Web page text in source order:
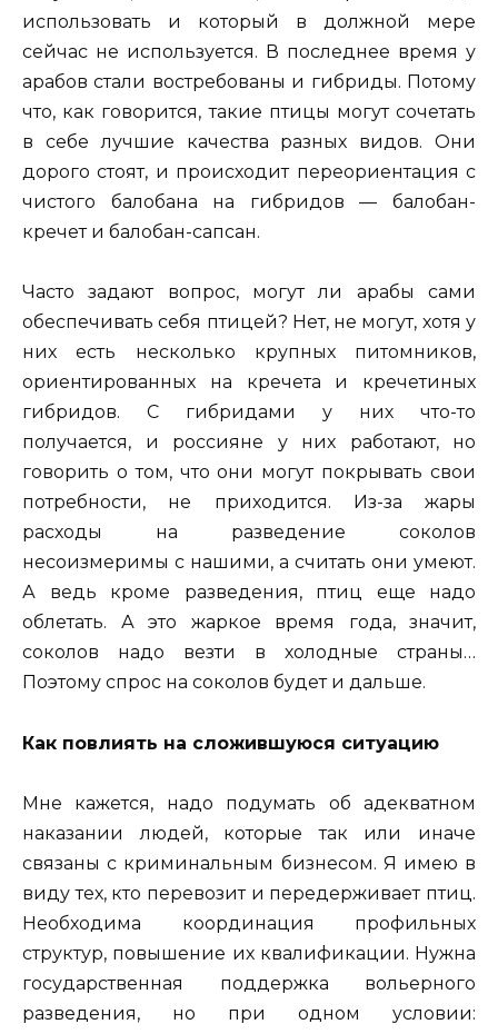
использовать и который в должной мере
сейчас не используется. В последнее время у
арабов стали востребованы и гибриды. Потому
что, как говорится, такие птицы могут сочетать
в себе лучшие качества разных видов. Они
дорого стоят, и происходит переориентация с
чистого балобана на гибридов — балобан-
кречет и балобан-сапсан.
Часто задают вопрос, могут ли арабы сами
обеспечивать себя птицей? Нет, не могут, хотя у
них есть несколько крупных питомников,
ориентированных на кречета и кречетиных
гибридов. С гибридами у них что-то
получается, и россияне у них работают, но
говорить о том, что они могут покрывать свои
потребности, не приходится. Из-за жары
расходы на разведение соколов
несоизмеримы с нашими, а считать они умеют.
А ведь кроме разведения, птиц еще надо
облетать. А это жаркое время года, значит,
соколов надо везти в холодные страны…
Поэтому спрос на соколов будет и дальше.
Как повлиять на сложившуюся ситуацию
Мне кажется, надо подумать об адекватном
наказании людей, которые так или иначе
связаны с криминальным бизнесом. Я имею в
виду тех, кто перевозит и передерживает птиц.
Необходима координация профильных
структур, повышение их квалификации. Нужна
государственная поддержка вольерного
разведения, но при одном условии: